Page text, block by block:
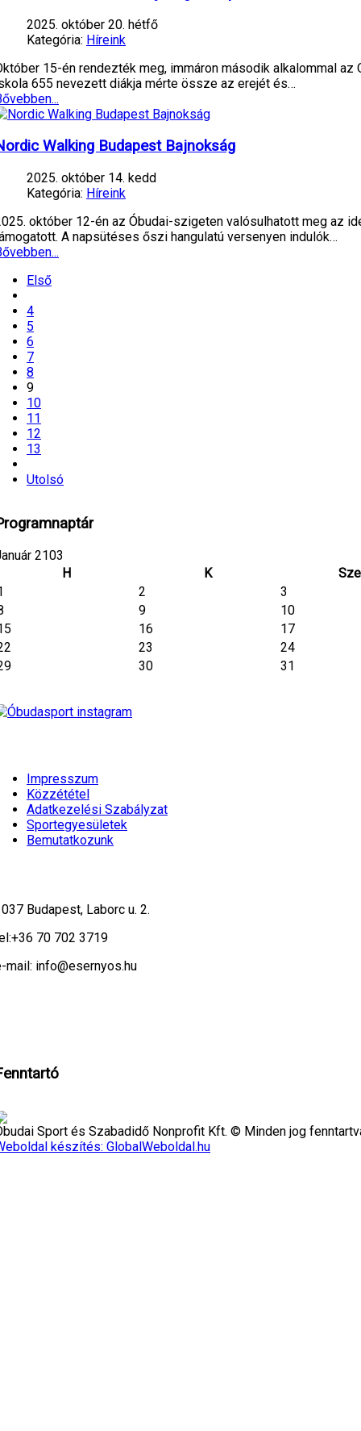
2025. október 20. hétfő
Kategória: Híreink
15-én rendezték meg, immáron második alkalommal
655 nevezett diákja mérte össze az erejét és…
Walking Budapest Bajnokság
2025. október 14. kedd
Kategória: Híreink
október 12-én az Óbudai-szigeten valósulhatott meg az
A napsütéses őszi hangulatú versenyen indulók…
Első
4
5
6
7
8
9
10
11
12
13
Utolsó
2103
H
K
Sze
2
3
9
10
16
17
23
24
30 31
Impresszum
Közzététel
Adatkezelési Szabályzat
Sportegyesületek
Bemutatkozunk
Budapest, Laborc u. 2.
+36 70 702 3719
mail: info@esernyos.hu
Sport és Szabadidő Nonprofit Kft. © Minden jog
készítés: GlobalWeboldal.hu